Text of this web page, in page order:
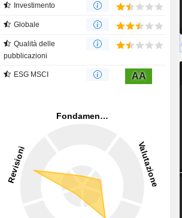
Investimento
Globale
Qualità delle
pubblicazioni
ESG MSCI AA